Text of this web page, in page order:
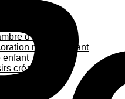
d’enfants
murale enfant
enfant
créatifs
enfant